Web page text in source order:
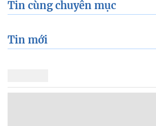
Tin cùng chuyên mục
Tin mới